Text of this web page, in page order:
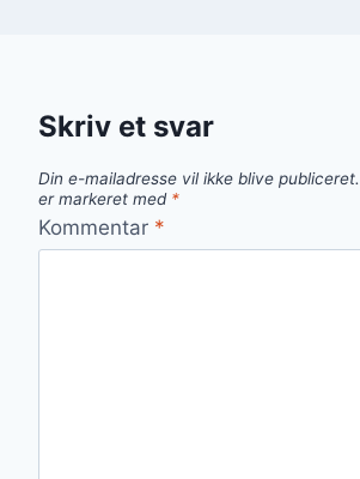
Skriv et svar
Din e-mailadresse vil ikke blive publiceret.
er markeret med *
Kommentar *